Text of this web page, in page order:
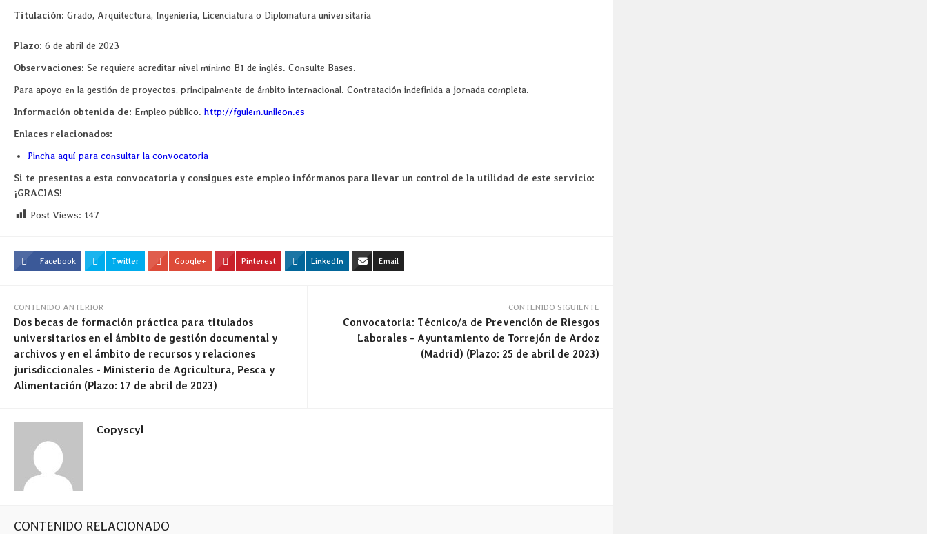
Titulación: Grado, Arquitectura, Ingeniería, Licenciatura o Diplomatura universitaria
Plazo: 6 de abril de 2023
Observaciones: Se requiere acreditar nivel mínimo B1 de inglés. Consulte Bases.
Para apoyo en la gestión de proyectos, principalmente de ámbito internacional. Contratación indefinida a jornada completa.
Información obtenida de: Empleo público. http://fgulem.unileon.es
Enlaces relacionados:
Pincha aquí para consultar la convocatoria
Si te presentas a esta convocatoria y consigues este empleo infórmanos para llevar un control de la utilidad de este servicio:
¡GRACIAS!
Post Views: 147
Facebook Twitter Google+ Pinterest LinkedIn Email
CONTENIDO ANTERIOR
Dos becas de formación práctica para titulados
universitarios en el ámbito de gestión documental y
archivos y en el ámbito de recursos y relaciones
jurisdiccionales - Ministerio de Agricultura, Pesca y
Alimentación (Plazo: 17 de abril de 2023)
CONTENIDO SIGUIENTE
Convocatoria: Técnico/a de Prevención de Riesgos
Laborales - Ayuntamiento de Torrejón de Ardoz
(Madrid) (Plazo: 25 de abril de 2023)
Copyscyl
CONTENIDO RELACIONADO